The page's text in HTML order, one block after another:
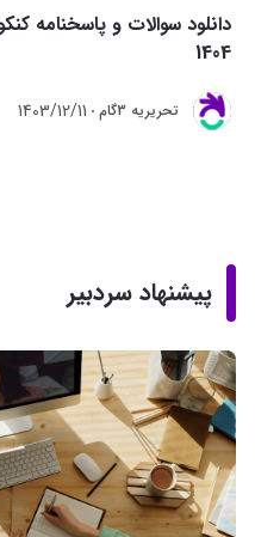
دانلود سوالات و پاسخنامه
1404
تحريريه 3گام 1403/12/11
پیشنهاد سردبیر